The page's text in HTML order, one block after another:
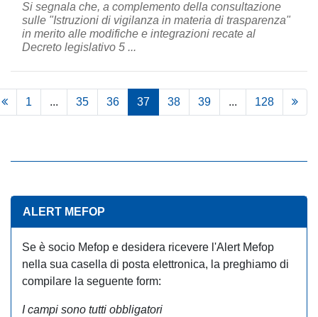
Si segnala che, a complemento della consultazione
sulle "Istruzioni di vigilanza in materia di trasparenza"
in merito alle modifiche e integrazioni recate al
Decreto legislativo 5 ...
1 ... 35 36 37 38 39 ... 128
ALERT MEFOP
Se è socio Mefop e desidera ricevere l'Alert Mefop
nella sua casella di posta elettronica, la preghiamo di
compilare la seguente form:
I campi sono tutti obbligatori